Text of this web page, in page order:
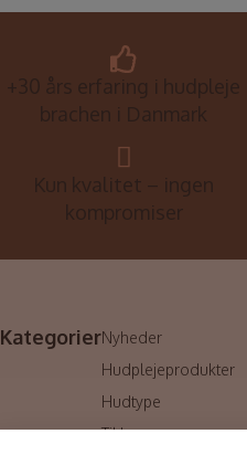
+30 års erfaring i hudpleje
brachen i Danmark
Kun kvalitet – ingen
kompromiser
KategorierNyheder
Hudplejeprodukter
Hudtype
Til ham